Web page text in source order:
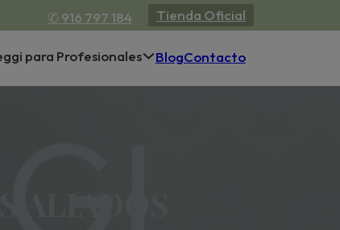
✆ 916 797 184 Tienda Oficial
para Profesionales BlogContacto
ALIADOS